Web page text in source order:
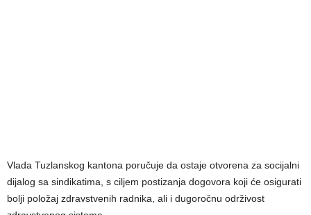
Vlada Tuzlanskog kantona poručuje da ostaje otvorena za socijalni
dijalog sa sindikatima, s ciljem postizanja dogovora koji će osigurati
bolji položaj zdravstvenih radnika, ali i dugoročnu održivost